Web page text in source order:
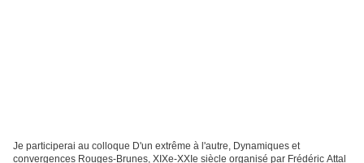
Je participerai au colloque D'un extrême à l'autre, Dynamiques et
convergences Rouges-Brunes, XIXe-XXIe siècle organisé par Frédéric Attal